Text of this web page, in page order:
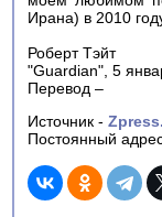
Ирана) в 2010
Роберт Тэйт
"Guardian", 5
Перевод –
Источник -
Постоянный